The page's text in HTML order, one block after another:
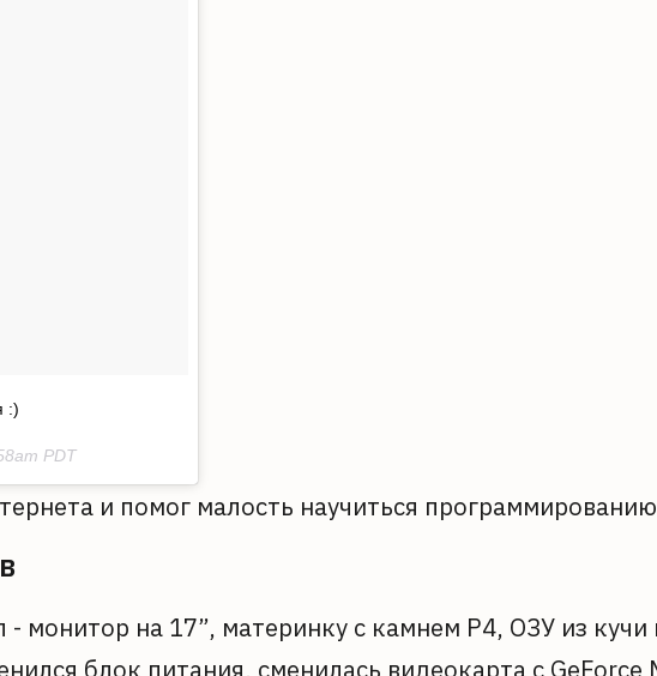
:)
PDT
и помог малость научиться
монитор на 17”, материнку с камнем P4, ОЗУ из
блок питания, сменилась видеокарта с GeForce